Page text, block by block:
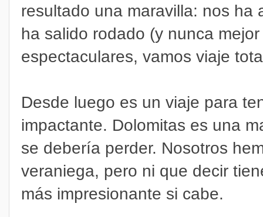
resultado una maravilla: nos
ha salido rodado (y nunca
espectaculares, vamos viaje
Desde luego es un viaje para
impactante. Dolomitas es una
se debería perder. Nosotros
veraniega, pero ni que decir
más impresionante si cabe.